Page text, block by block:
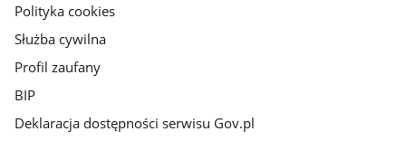
Polityka cookies
Służba cywilna
Profil zaufany
BIP
Deklaracja dostępności serwisu Gov.pl